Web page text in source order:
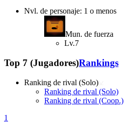
Nvl. de personaje: 1 o menos
Mun. de fuerza
Lv.7
Top 7 (Jugadores)Rankings
Ranking de rival (Solo)
Ranking de rival (Solo)
Ranking de rival (Coop.)
1